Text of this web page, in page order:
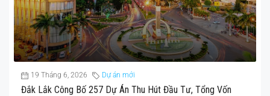
19 Tháng 6, 2026 Dự án mới
Đắk Lắk Công Bố 257 Dự Án Thu Hút Đầu Tư, Tổng Vốn